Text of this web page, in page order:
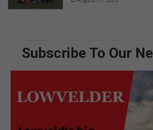
Subscribe To Our